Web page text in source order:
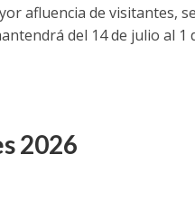
afluencia de visitantes,
del 14 de julio al 1
2026